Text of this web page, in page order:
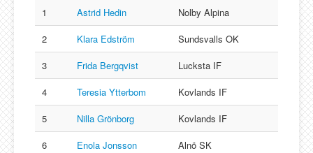
1
Astrid Hedin
Nolby Alpina
2
Klara Edström
Sundsvalls OK
3
Frida Bergqvist
Lucksta IF
4
Teresia Ytterbom
Kovlands IF
5
Nilla Grönborg
Kovlands IF
6
Enola Jonsson
Alnö SK